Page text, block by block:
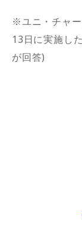
※ユニ・チャ
13日に実施し
が回答)